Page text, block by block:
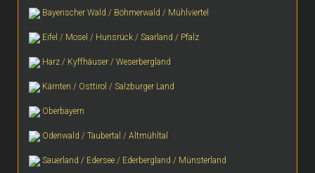
Bayerischer Wald / Böhmerwald / Mühlviertel
Eifel / Mosel / Hunsrück / Saarland / Pfalz
Harz / Kyffhäuser / Weserbergland
Kärnten / Osttirol / Salzburger Land
Oberbayern
Odenwald / Taubertal / Altmühltal
Sauerland / Edersee / Ederbergland / Münsterland